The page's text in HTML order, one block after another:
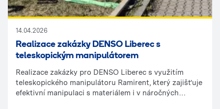
14.04.2026
Realizace zakázky DENSO Liberec s
teleskopickým manipulátorem
Realizace zakázky pro DENSO Liberec s využitím
teleskopického manipulátoru Ramirent, který zajišťuje
efektivní manipulaci s materiálem i v náročných